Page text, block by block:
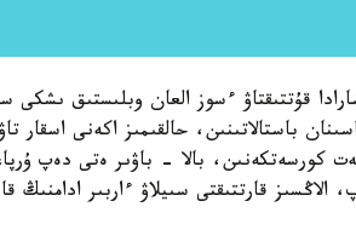
قۇتتىقتاۋ ءسوز العان وبلىستىق
باستالاتىنىن، حالقىمىز اكەنى اسقار
كورسەتكەنىن، بالا - باۋىر ەتى دەپ
الاڭسىز قارتتىقتى سىيلاۋ ءاربىر